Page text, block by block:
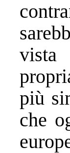
vista
più
che